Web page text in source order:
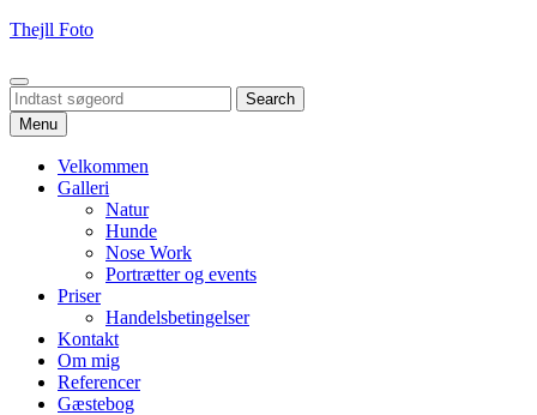
Skip
Thejll Foto
Search
Search
for:
Search
Menu
Velkommen
Galleri
Natur
Hunde
Nose Work
Portrætter og events
Priser
Handelsbetingelser
Kontakt
Om mig
Referencer
Gæstebog